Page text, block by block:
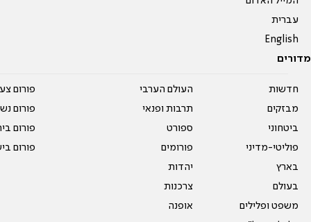
עברית
English
מדורים
חדשות
מבזקים
ביטחוני
פוליטי-מדיני
בארץ
בעולם
משפט ופלילים
העולם הערבי
תרבות ופנאי
ספורט
פורומים
יהדות
צרכנות
אופנה
פורום
פורום
פורום
פורום